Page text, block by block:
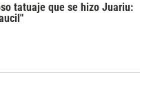
tatuaje que se hizo Juariu: